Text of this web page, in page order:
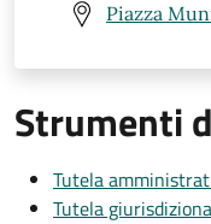
Piazza
Strumenti
Tutela
Tutela